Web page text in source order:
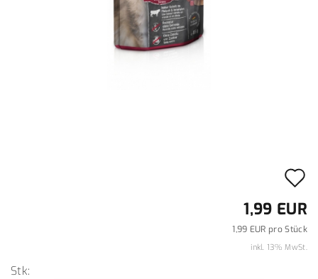
1,99 EUR
1,99 EUR pro Stück
inkl. 13% MwSt.
Stk: